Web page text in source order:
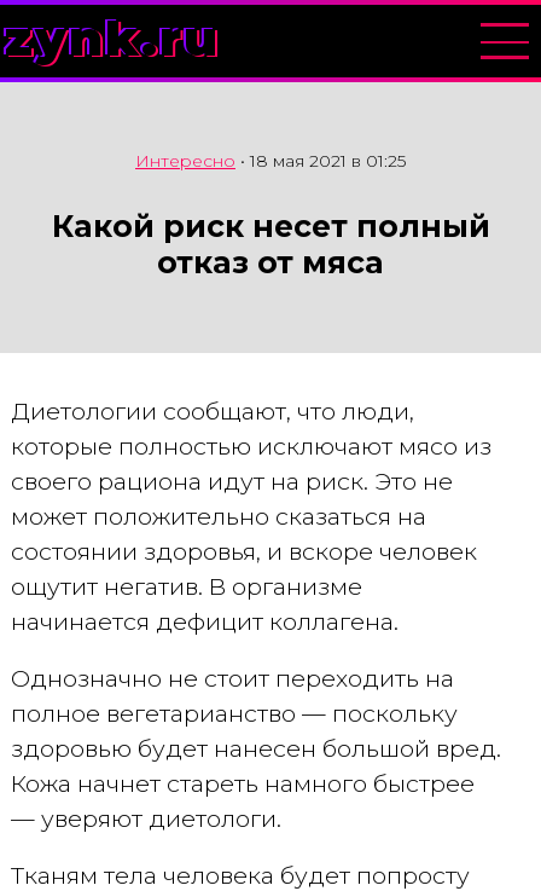
zynk.ru
Интересно •18 мая 2021 в 01:25
Какой риск несет полный
отказ от мяса
Диетологии сообщают, что люди,
которые полностью исключают мясо из
своего рациона идут на риск. Это не
может положительно сказаться на
состоянии здоровья, и вскоре человек
ощутит негатив. В организме
начинается дефицит коллагена.
Однозначно не стоит переходить на
полное вегетарианство — поскольку
здоровью будет нанесен большой вред.
Кожа начнет стареть намного быстрее
— уверяют диетологи.
Тканям тела человека будет попросту